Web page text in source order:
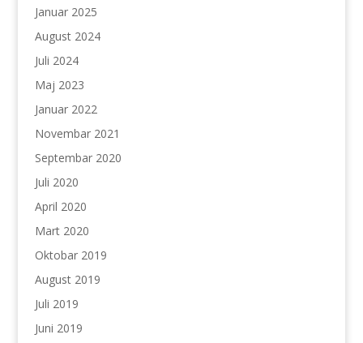
Januar 2025
August 2024
Juli 2024
Maj 2023
Januar 2022
Novembar 2021
Septembar 2020
Juli 2020
April 2020
Mart 2020
Oktobar 2019
August 2019
Juli 2019
Juni 2019